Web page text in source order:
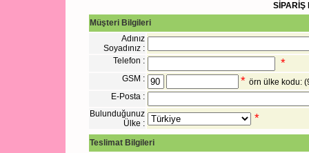
SİPARİŞ
Müşteri Bilgileri
Adınız
Soyadınız :
Telefon :
*
GSM : * örn ülke kodu:
E-Posta :
Bulunduğunuz
Ülke :
*
Teslimat Bilgileri